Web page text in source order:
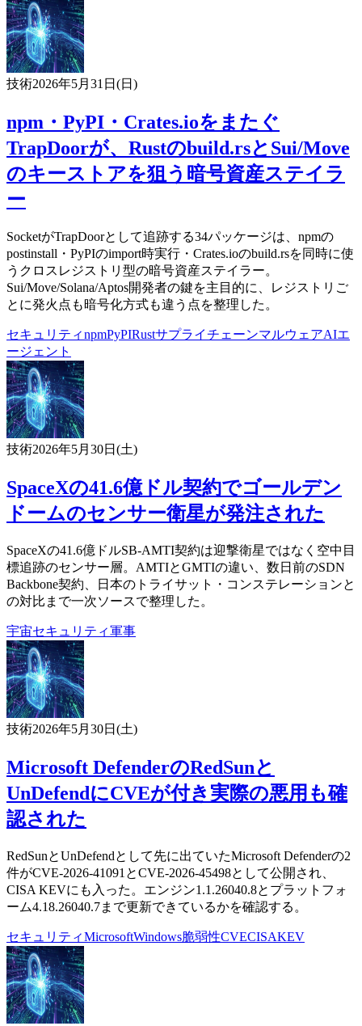
技術2026年5月31日(日)
npm・PyPI・Crates.ioをまたぐ
TrapDoorが、Rustのbuild.rsとSui/Move
のキーストアを狙う暗号資産ステイラ
ー
SocketがTrapDoorとして追跡する34パッケージは、npmの
postinstall・PyPIのimport時実行・Crates.ioのbuild.rsを同時に使
うクロスレジストリ型の暗号資産ステイラー。
Sui/Move/Solana/Aptos開発者の鍵を主目的に、レジストリご
とに発火点も暗号化方式も違う点を整理した。
セキュリティnpmPyPIRustサプライチェーンマルウェアAIエ
ージェント
技術2026年5月30日(土)
SpaceXの41.6億ドル契約でゴールデン
ドームのセンサー衛星が発注された
SpaceXの41.6億ドルSB-AMTI契約は迎撃衛星ではなく空中目
標追跡のセンサー層。AMTIとGMTIの違い、数日前のSDN
Backbone契約、日本のトライサット・コンステレーションと
の対比まで一次ソースで整理した。
宇宙セキュリティ軍事
技術2026年5月30日(土)
Microsoft DefenderのRedSunと
UnDefendにCVEが付き実際の悪用も確
認された
RedSunとUnDefendとして先に出ていたMicrosoft Defenderの2
件がCVE-2026-41091とCVE-2026-45498として公開され、
CISA KEVにも入った。エンジン1.1.26040.8とプラットフォ
ーム4.18.26040.7まで更新できているかを確認する。
セキュリティMicrosoftWindows脆弱性CVECISAKEV